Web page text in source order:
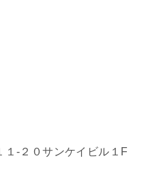
１-２０サンケイビル１F